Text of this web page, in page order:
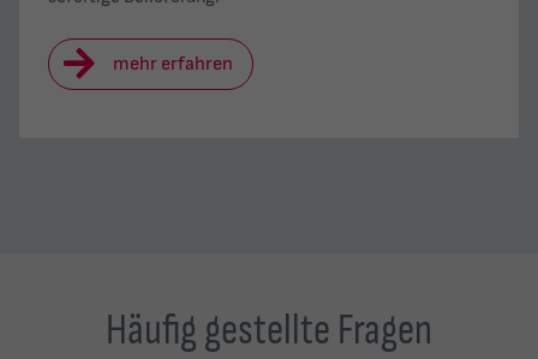
mehr erfahren
Häufig gestellte Fragen